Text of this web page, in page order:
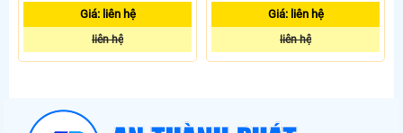
Giá: liên hệ
liên hệ
Giá: liên hệ
liên hệ